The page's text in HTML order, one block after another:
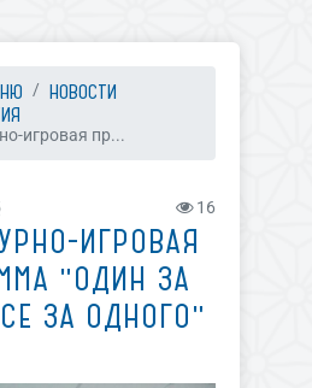
НОВОСТИ
игровая пр...
16
ИГРОВАЯ
"ОДИН ЗА
ЗА ОДНОГО"